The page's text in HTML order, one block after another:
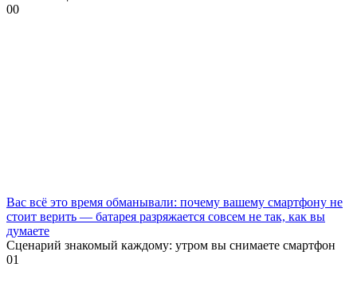
00
Вас всё это время обманывали: почему вашему смартфону не
стоит верить — батарея разряжается совсем не так, как вы
думаете
Сценарий знакомый каждому: утром вы снимаете смартфон
01